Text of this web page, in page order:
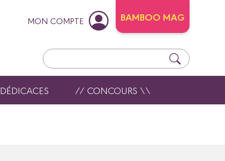
MON COMPTE BAMBOO MAG
DÉDICACES // CONCOURS \\